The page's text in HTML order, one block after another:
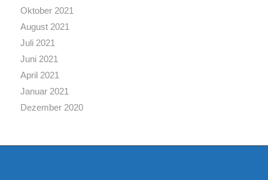
Oktober 2021
August 2021
Juli 2021
Juni 2021
April 2021
Januar 2021
Dezember 2020